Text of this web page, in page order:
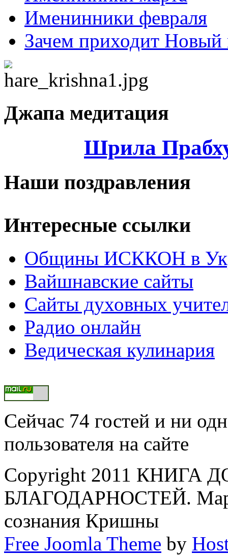
Именинники февраля
Зачем приходит Новый
Джапа медитация
Шрила
Наши поздравления
Интересные ссылки
Общины ИСККОН в
Вайшнавские сайты
Сайты духовных
Радио онлайн
Ведическая кулинария
Сейчас 74 гостей и ни
пользователя на сайте
Copyright 2011
БЛАГОДАРНОСТЕЙ.
сознания Кришны
Free Joomla Theme by